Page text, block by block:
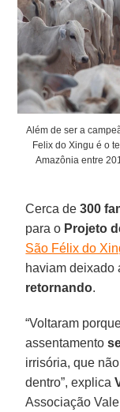
Além de ser a
Felix do Xingu é o
Amazônia entre
Cerca de300
para o Projeto
São Félix do
haviam deixado
retornando.
“Voltaram
assentamento
irrisória, que
dentro”, explica
Associação